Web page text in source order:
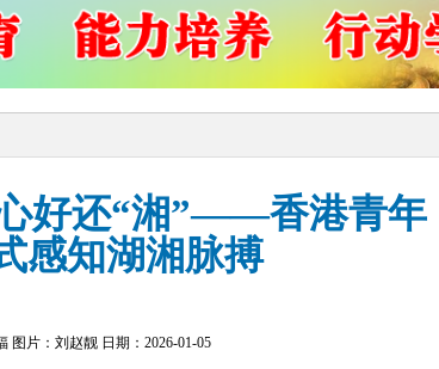
好还“湘”​——香港青年
感知湖湘脉搏
图片：刘赵靓 日期：2026-01-05